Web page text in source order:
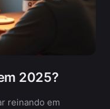
2025?
reinando em